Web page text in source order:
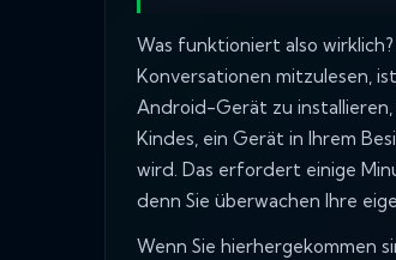
Was funktioniert also
Konversationen mitzulesen,
Android-Gerät zu installieren,
Kindes, ein Gerät in Ihrem
wird. Das erfordert einige
denn Sie überwachen Ihre
Wenn Sie hierhergekommen